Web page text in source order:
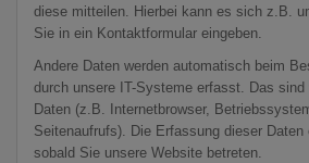
diese mitteilen. Hierbei kann es sich z.B.
Sie in ein Kontaktformular eingeben.
Andere Daten werden automatisch beim
durch unsere IT-Systeme erfasst. Das
Daten (z.B. Internetbrowser,
Seitenaufrufs). Die Erfassung dieser
sobald Sie unsere Website betreten.